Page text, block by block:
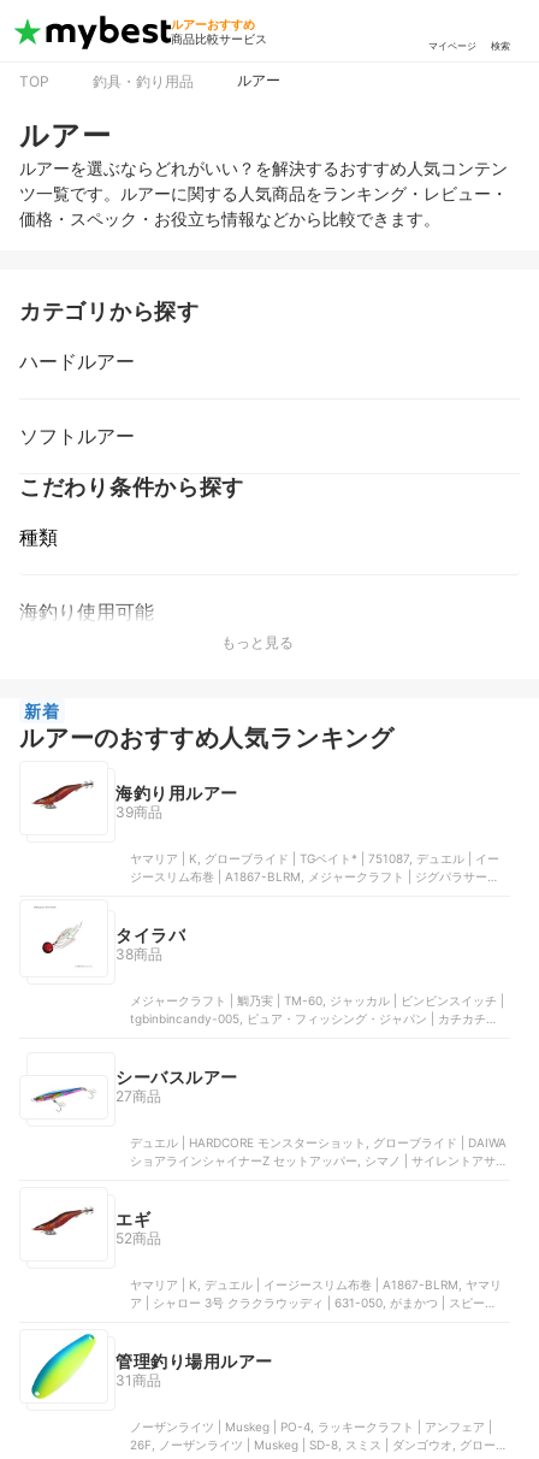
ルアーおすすめ
商品比較サービス
マイページ 検索
TOP 釣具・釣り用品 ルアー
ルアー
ルアーを選ぶならどれがいい？を解決するおすすめ人気コンテン
ツ一覧です。ルアーに関する人気商品をランキング・レビュー・
価格・スペック・お役立ち情報などから比較できます。
カテゴリから探す
ハードルアー
ソフトルアー
こだわり条件から探す
種類
海釣り使用可能
もっと見る
新着
ルアーのおすすめ人気ランキング
海釣り用ルアー
39商品
ヤマリア | K, グローブライド | TGベイト* | ‎751087, デュエル | イー
ジースリム布巻 | ‎A1867-BLRM, メジャークラフト | ジグパラサーフ |
タイラバ
38商品
メジャークラフト | 鯛乃実 | TM-60, ジャッカル | ビンビンスイッチ |
tgbinbincandy-005, ピュア・フィッシング・ジャパン | カチカチ玉 |
シーバスルアー
27商品
デュエル | HARDCORE モンスターショット, グローブライド | DAIWA
ショアラインシャイナーZ セットアッパー, シマノ | サイレントアサシ
エギ
52商品
ヤマリア | K, デュエル | イージースリム布巻 | ‎A1867-BLRM, ヤマリ
ア | シャロー 3号 クラクラウッディ | 631-050, がまかつ | スピードメ
管理釣り場用ルアー
31商品
ノーザンライツ | Muskeg | PO-4, ラッキークラフト | アンフェア |
26F, ノーザンライツ | Muskeg | SD-8, スミス | ダンゴウオ, グローブ